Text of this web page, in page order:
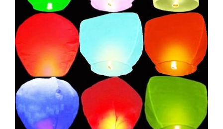
Les plus populaires
Liquidations
FAQ
Nous joindre